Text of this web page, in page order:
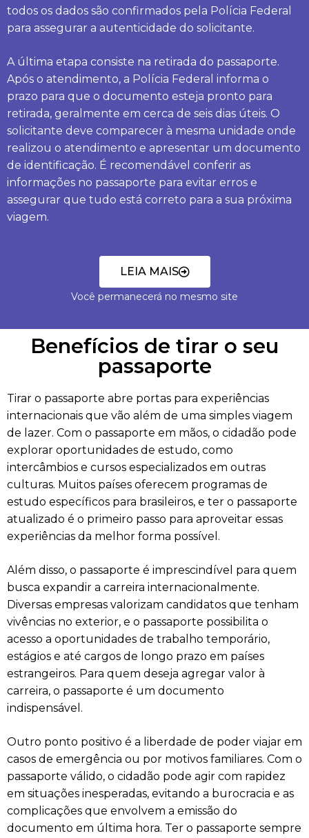
todos os dados são confirmados pela Polícia Federal
para assegurar a autenticidade do solicitante.
A última etapa consiste na retirada do passaporte.
Após o atendimento, a Polícia Federal informa o
prazo para que o documento esteja pronto para
retirada, geralmente em cerca de seis dias úteis. O
solicitante deve comparecer à mesma unidade onde
realizou o atendimento e apresentar um documento
de identificação. É recomendável conferir as
informações no passaporte para evitar erros e
assegurar que tudo está correto para a sua próxima
viagem.
LEIA MAIS
Você permanecerá no mesmo site
Benefícios de tirar o seu
passaporte
Tirar o passaporte abre portas para experiências
internacionais que vão além de uma simples viagem
de lazer. Com o passaporte em mãos, o cidadão pode
explorar oportunidades de estudo, como
intercâmbios e cursos especializados em outras
culturas. Muitos países oferecem programas de
estudo específicos para brasileiros, e ter o passaporte
atualizado é o primeiro passo para aproveitar essas
experiências da melhor forma possível.
Além disso, o passaporte é imprescindível para quem
busca expandir a carreira internacionalmente.
Diversas empresas valorizam candidatos que tenham
vivências no exterior, e o passaporte possibilita o
acesso a oportunidades de trabalho temporário,
estágios e até cargos de longo prazo em países
estrangeiros. Para quem deseja agregar valor à
carreira, o passaporte é um documento
indispensável.
Outro ponto positivo é a liberdade de poder viajar em
casos de emergência ou por motivos familiares. Com o
passaporte válido, o cidadão pode agir com rapidez
em situações inesperadas, evitando a burocracia e as
complicações que envolvem a emissão do
documento em última hora. Ter o passaporte sempre